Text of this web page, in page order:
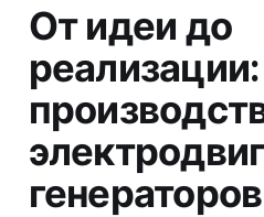
От идеи до
генераторов